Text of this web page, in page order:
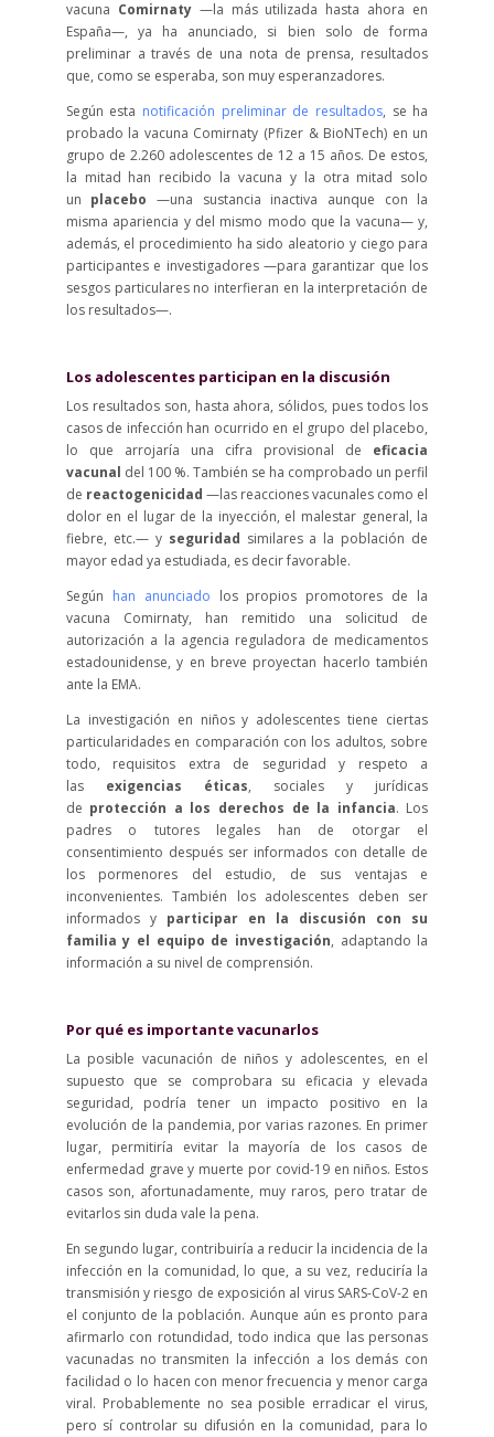
vacuna Comirnaty—la más utilizada hasta ahora en
España—, ya ha anunciado, si bien solo de forma
preliminar a través de una nota de prensa, resultados
que, como se esperaba, son muy esperanzadores.
Según esta notificación preliminar de resultados, se ha
probado la vacuna Comirnaty (Pfizer & BioNTech) en un
grupo de 2.260 adolescentes de 12 a 15 años. De estos,
la mitad han recibido la vacuna y la otra mitad solo
un placebo —una sustancia inactiva aunque con la
misma apariencia y del mismo modo que la vacuna— y,
además, el procedimiento ha sido aleatorio y ciego para
participantes e investigadores —para garantizar que los
sesgos particulares no interfieran en la interpretación de
los resultados—.
Los adolescentes participan en la discusión
Los resultados son, hasta ahora, sólidos, pues todos los
casos de infección han ocurrido en el grupo del placebo,
lo que arrojaría una cifra provisional de eficacia
vacunal del 100 %. También se ha comprobado un perfil
de reactogenicidad —las reacciones vacunales como el
dolor en el lugar de la inyección, el malestar general, la
fiebre, etc.— y seguridad similares a la población de
mayor edad ya estudiada, es decir favorable.
Según han anunciado los propios promotores de la
vacuna Comirnaty, han remitido una solicitud de
autorización a la agencia reguladora de medicamentos
estadounidense, y en breve proyectan hacerlo también
ante la EMA.
La investigación en niños y adolescentes tiene ciertas
particularidades en comparación con los adultos, sobre
todo, requisitos extra de seguridad y respeto a
las exigencias éticas, sociales y jurídicas
de protección a los derechos de la infancia. Los
padres o tutores legales han de otorgar el
consentimiento después ser informados con detalle de
los pormenores del estudio, de sus ventajas e
inconvenientes. También los adolescentes deben ser
informados y participar en la discusión con su
familia y el equipo de investigación, adaptando la
información a su nivel de comprensión.
Por qué es importante vacunarlos
La posible vacunación de niños y adolescentes, en el
supuesto que se comprobara su eficacia y elevada
seguridad, podría tener un impacto positivo en la
evolución de la pandemia, por varias razones. En primer
lugar, permitiría evitar la mayoría de los casos de
enfermedad grave y muerte por covid-19 en niños. Estos
casos son, afortunadamente, muy raros, pero tratar de
evitarlos sin duda vale la pena.
En segundo lugar, contribuiría a reducir la incidencia de la
infección en la comunidad, lo que, a su vez, reduciría la
transmisión y riesgo de exposición al virus SARS-CoV-2 en
el conjunto de la población. Aunque aún es pronto para
afirmarlo con rotundidad, todo indica que las personas
vacunadas no transmiten la infección a los demás con
facilidad o lo hacen con menor frecuencia y menor carga
viral. Probablemente no sea posible erradicar el virus,
pero sí controlar su difusión en la comunidad, para lo